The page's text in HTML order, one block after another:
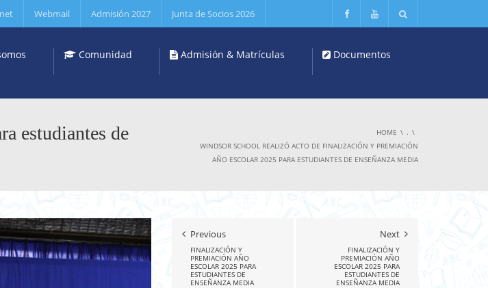
Webmail Admisión 2027 Junta de Socios 2026
Comunidad Admisión & Matrículas Documentos
estudiantes de
HOME
.
WINDSOR SCHOOL REALIZÓ ACTO DE FINALIZACIÓN Y PREMIACIÓN
AÑO ESCOLAR 2025 PARA ESTUDIANTES DE ENSEÑANZA MEDIA
Previous
FINALIZACIÓN Y
PREMIACIÓN AÑO
ESCOLAR 2025 PARA
ESTUDIANTES DE
ENSEÑANZA MEDIA
Next
FINALIZACIÓN Y
PREMIACIÓN AÑO
ESCOLAR 2025 PARA
ESTUDIANTES DE
ENSEÑANZA MEDIA